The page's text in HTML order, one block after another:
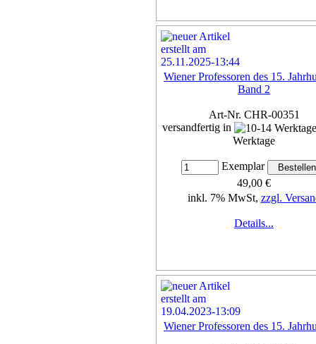
Wiener Professoren des 15.
Band 2
Art-Nr. CHR-00351
versandfertig in
Werktage
Exemplar
49,00 €
inkl. 7% MwSt, zzgl.
Details...
Wiener Professoren des 15.